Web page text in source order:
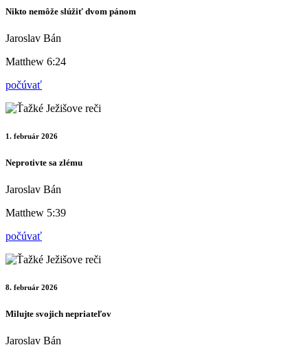
Nikto nemôže slúžiť dvom pánom
Jaroslav Bán
Matthew 6:24
počúvať
1. február 2026
Neprotivte sa zlému
Jaroslav Bán
Matthew 5:39
počúvať
8. február 2026
Milujte svojich nepriateľov
Jaroslav Bán